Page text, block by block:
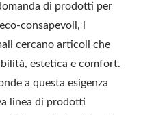
di prodotti per
consapevoli, i
cercano articoli che
estetica e comfort.
a questa esigenza
linea di prodotti